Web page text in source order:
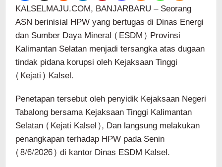
KALSELMAJU.COM, BANJARBARU – Seorang
ASN berinisial HPW yang bertugas di Dinas Energi
dan Sumber Daya Mineral (ESDM) Provinsi
Kalimantan Selatan menjadi tersangka atas dugaan
tindak pidana korupsi oleh Kejaksaan Tinggi
(Kejati) Kalsel.
Penetapan tersebut oleh penyidik Kejaksaan Negeri
Tabalong bersama Kejaksaan Tinggi Kalimantan
Selatan (Kejati Kalsel), Dan langsung melakukan
penangkapan terhadap HPW pada Senin
(8/6/2026) di kantor Dinas ESDM Kalsel.